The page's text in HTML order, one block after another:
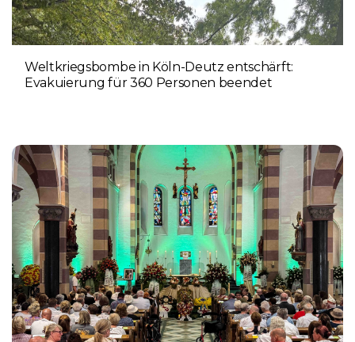
Weltkriegsbombe in Köln-Deutz entschärft:
Evakuierung für 360 Personen beendet